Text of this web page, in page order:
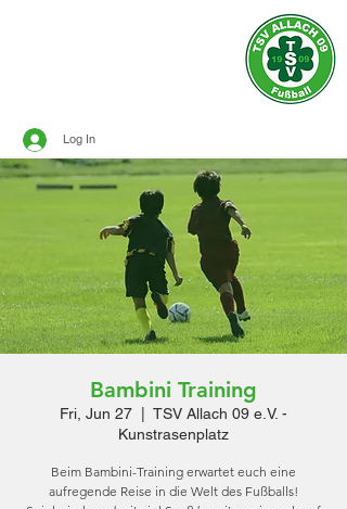
Log In
Bambini Training
Fri, Jun 27
TSV Allach 09 e.V. -
Kunstrasenplatz
Beim Bambini-Training erwartet euch eine
aufregende Reise in die Welt des Fußballs!